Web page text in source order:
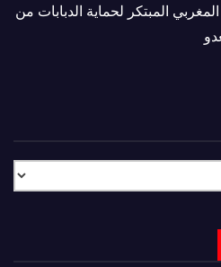
المغربي المبتكر لحماية الدبابات من